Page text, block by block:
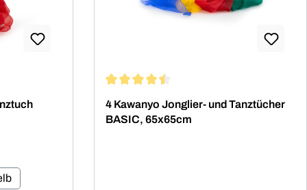
4 Kawanyo Jonglier- und Tanztücher
BASIC, 65x65cm